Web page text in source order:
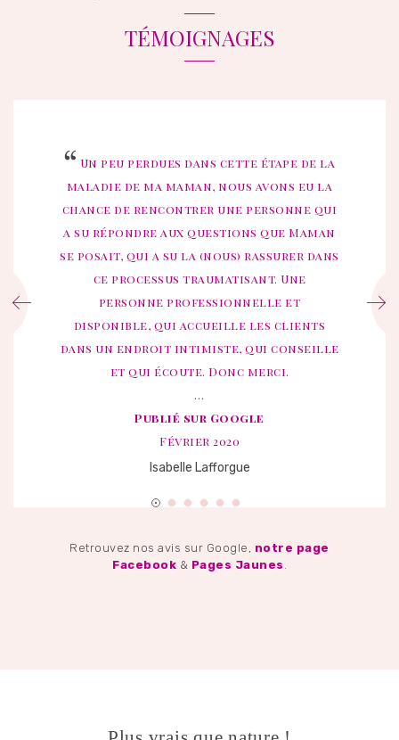
TÉMOIGNAGES
Un peu perdues dans cette étape de la
maladie de ma maman, nous avons eu la
chance de rencontrer une personne qui
a su répondre aux questions que Maman
se posait, qui a su la (nous) rassurer dans
ce processus traumatisant. Une
personne professionnelle et
disponible, qui accueille les clients
dans un endroit intimiste, qui conseille
et qui écoute. Donc merci.
…
Publié sur Google
Février 2020
Isabelle Lafforgue
Retrouvez nos avis sur Google, notre page
Facebook & Pages Jaunes .